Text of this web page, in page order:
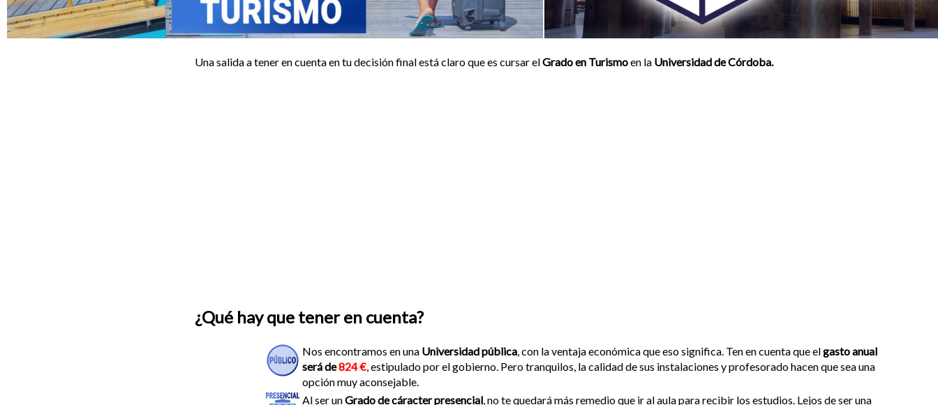
Una salida a tener en cuenta en tu decisión final está claro que es cursar elGrado en Turismoen la Universidad de Córdoba.
¿Qué hay que tener en cuenta?
Nos encontramos en una Universidad pública , con la ventaja económica que eso significa. Ten en cuenta que elgasto anual
será de824 € , estipulado por el gobierno. Pero tranquilos, la calidad de sus instalaciones y profesorado hacen que sea una
opción muy aconsejable.
Al ser unGrado de cáracter presencial , no te quedará más remedio que ir al aula para recibir los estudios. Lejos de ser una